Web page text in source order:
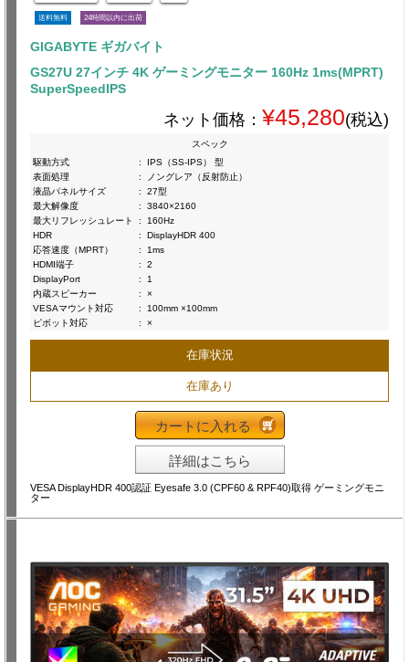
送料無料 24時間以内に出荷
GIGABYTE ギガバイト
GS27U 27インチ 4K ゲーミングモニター 160Hz 1ms(MPRT)
SuperSpeedIPS
ネット価格： ¥45,280(税込)
スペック
駆動方式
:
IPS（SS-IPS） 型
表面処理
:
ノングレア（反射防止）
液晶パネルサイズ
:
27型
最大解像度
:
3840×2160
最大リフレッシュレート
:
160Hz
HDR
:
DisplayHDR 400
応答速度（MPRT）
:
1ms
HDMI端子
:
2
DisplayPort
:
1
内蔵スピーカー
:
×
VESAマウント対応
:
100mm ×100mm
ピボット対応
: ×
在庫状況
在庫あり
カートに入れる
詳細はこちら
VESA DisplayHDR 400認証 Eyesafe 3.0 (CPF60 & RPF40)取得 ゲーミングモニ
ター